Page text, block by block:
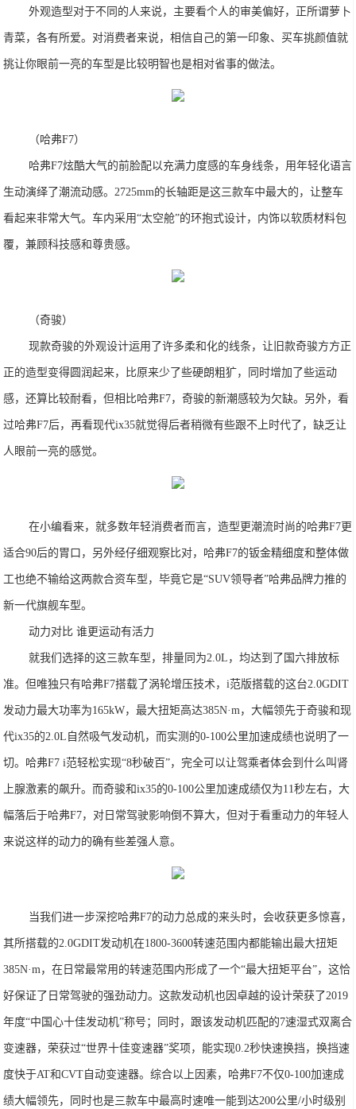
外观造型对于不同的人来说，主要看个人的审美偏好，正所谓萝卜
青菜，各有所爱。对消费者来说，相信自己的第一印象、买车挑颜值就
挑让你眼前一亮的车型是比较明智也是相对省事的做法。
（哈弗F7）
哈弗F7炫酷大气的前脸配以充满力度感的车身线条，用年轻化语言
生动演绎了潮流动感。2725mm的长轴距是这三款车中最大的，让整车
看起来非常大气。车内采用“太空舱”的环抱式设计，内饰以软质材料包
覆，兼顾科技感和尊贵感。
（奇骏）
现款奇骏的外观设计运用了许多柔和化的线条，让旧款奇骏方方正
正的造型变得圆润起来，比原来少了些硬朗粗犷，同时增加了些运动
感，还算比较耐看，但相比哈弗F7，奇骏的新潮感较为欠缺。另外，看
过哈弗F7后，再看现代ix35就觉得后者稍微有些跟不上时代了，缺乏让
人眼前一亮的感觉。
在小编看来，就多数年轻消费者而言，造型更潮流时尚的哈弗F7更
适合90后的胃口，另外经仔细观察比对，哈弗F7的钣金精细度和整体做
工也绝不输给这两款合资车型，毕竟它是“SUV领导者”哈弗品牌力推的
新一代旗舰车型。
动力对比 谁更运动有活力
就我们选择的这三款车型，排量同为2.0L，均达到了国六排放标
准。但唯独只有哈弗F7搭载了涡轮增压技术，i范版搭载的这台2.0GDIT
发动力最大功率为165kW，最大扭矩高达385N·m，大幅领先于奇骏和现
代ix35的2.0L自然吸气发动机，而实测的0-100公里加速成绩也说明了一
切。哈弗F7 i范轻松实现“8秒破百”，完全可以让驾乘者体会到什么叫肾
上腺激素的飙升。而奇骏和ix35的0-100公里加速成绩仅为11秒左右，大
幅落后于哈弗F7，对日常驾驶影响倒不算大，但对于看重动力的年轻人
来说这样的动力的确有些差强人意。
当我们进一步深挖哈弗F7的动力总成的来头时，会收获更多惊喜，
其所搭载的2.0GDIT发动机在1800-3600转速范围内都能输出最大扭矩
385N·m，在日常最常用的转速范围内形成了一个“最大扭矩平台”，这恰
好保证了日常驾驶的强劲动力。这款发动机也因卓越的设计荣获了2019
年度“中国心十佳发动机”称号；同时，跟该发动机匹配的7速湿式双离合
变速器，荣获过“世界十佳变速器”奖项，能实现0.2秒快速换挡，换挡速
度快于AT和CVT自动变速器。综合以上因素，哈弗F7不仅0-100加速成
绩大幅领先，同时也是三款车中最高时速唯一能到达200公里/小时级别